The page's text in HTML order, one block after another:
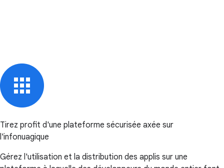
Tirez profit d'une plateforme sécurisée axée sur
l'infonuagique
Gérez l'utilisation et la distribution des applis sur une